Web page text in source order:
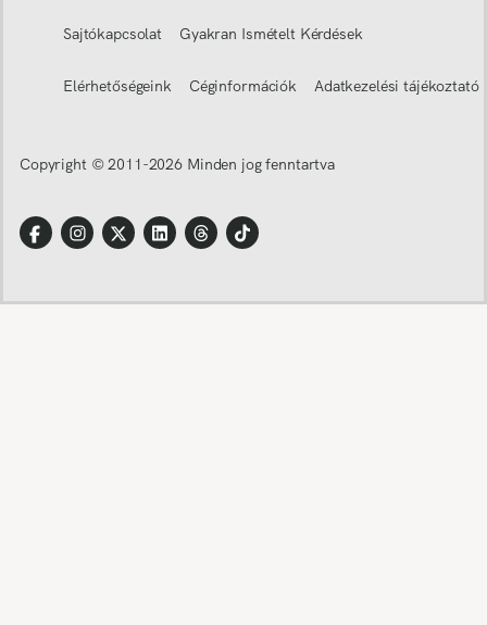
Sajtókapcsolat Gyakran Ismételt Kérdések
Elérhetőségeink Céginformációk Adatkezelési tájékoztató
Copyright © 2011-2026 Minden jog fenntartva